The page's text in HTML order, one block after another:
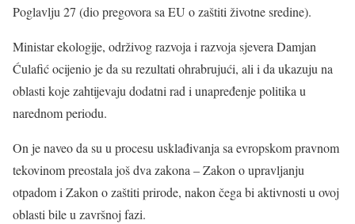
Poglavlju 27 (dio pregovora sa EU o zaštiti životne sredine).
Ministar ekologije, održivog razvoja i razvoja sjevera Damjan
Ćulafić ocijenio je da su rezultati ohrabrujući, ali i da ukazuju na
oblasti koje zahtijevaju dodatni rad i unapređenje politika u
narednom periodu.
On je naveo da su u procesu usklađivanja sa evropskom pravnom
tekovinom preostala još dva zakona – Zakon o upravljanju
otpadom i Zakon o zaštiti prirode, nakon čega bi aktivnosti u ovoj
oblasti bile u završnoj fazi.